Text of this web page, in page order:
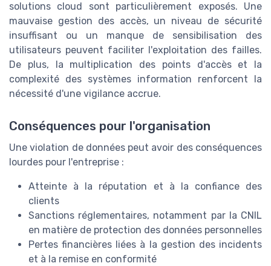
solutions cloud sont particulièrement exposés. Une
mauvaise gestion des accès, un niveau de sécurité
insuffisant ou un manque de sensibilisation des
utilisateurs peuvent faciliter l'exploitation des failles.
De plus, la multiplication des points d'accès et la
complexité des systèmes information renforcent la
nécessité d'une vigilance accrue.
Conséquences pour l'organisation
Une violation de données peut avoir des conséquences
lourdes pour l'entreprise :
Atteinte à la réputation et à la confiance des
clients
Sanctions réglementaires, notamment par la CNIL
en matière de protection des données personnelles
Pertes financières liées à la gestion des incidents
et à la remise en conformité